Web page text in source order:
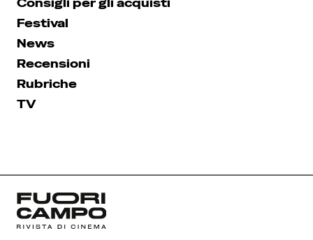
Consigli per gli acquisti
Festival
News
Recensioni
Rubriche
TV